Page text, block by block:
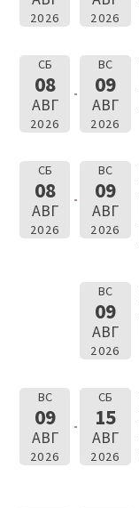
2026 2026
СБ
08
АВГ
2026
ВС
09
АВГ
2026
СБ
08
АВГ
2026
ВС
09
АВГ
2026
ВС
09
АВГ
2026
ВС
09
АВГ
2026
СБ
15
АВГ
2026